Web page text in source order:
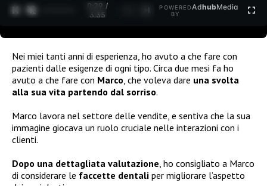
0:30 /
3:35
POWERED
BY
AdhubMedia
Nei miei tanti anni di esperienza, ho avuto a che fare con
pazienti dalle esigenze di ogni tipo. Circa due mesi fa ho
avuto a che fare con Marco , che voleva dare una svolta
alla sua vita partendo dal sorriso.
Marco lavora nel settore delle vendite, e sentiva che la sua
immagine giocava un ruolo cruciale nelle interazioni con i
clienti.
Dopo una dettagliata valutazione , ho consigliato a Marco
di considerare le faccette dentali per migliorare l’aspetto